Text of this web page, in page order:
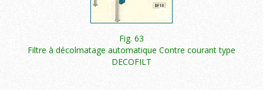
Fig. 63
Filtre à décolmatage automatique Contre courant type
DECOFILT